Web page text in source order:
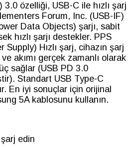
özelliği, USB-C ile hızlı şarj
Forum, Inc. (USB-IF)
Data Objects) şarjı, sabit
hızlı şarjı destekler. PPS
Hızlı şarj, cihazın şarj
akımı gerçek zamanlı olarak
sağlar (USB PD 3.0
Standart USB Type-C
En iyi sonuçlar için orijinal
5A kablosunu kullanın.
şarj edin